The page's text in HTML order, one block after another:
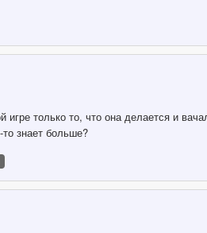
только то, что она делается и
знает больше?